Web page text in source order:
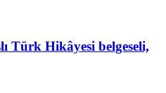
Türk Hikâyesi belgeseli,